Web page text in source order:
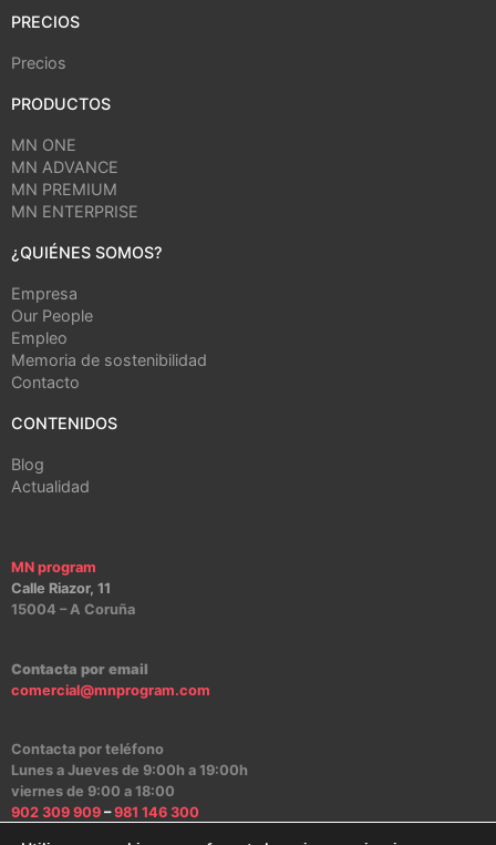
PRECIOS
Precios
PRODUCTOS
MN ONE
MN ADVANCE
MN PREMIUM
MN ENTERPRISE
¿QUIÉNES SOMOS?
Empresa
Our People
Empleo
Memoria de sostenibilidad
Contacto
CONTENIDOS
Blog
Actualidad
MN program
Calle Riazor, 11
15004 – A Coruña
Contacta por email
comercial@mnprogram.com
Contacta por teléfono
Lunes a Jueves de 9:00h a 19:00h
viernes de 9:00 a 18:00
902 309 909 –981 146 300